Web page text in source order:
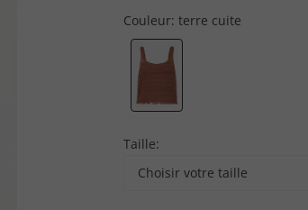
Couleur: terre cuite
Taille:
Choisir votre taille